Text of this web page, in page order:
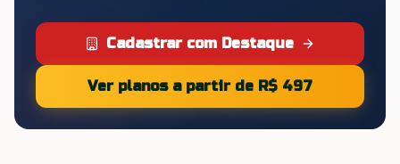
Cadastrar com Destaque
Ver planos a partir de R$ 497